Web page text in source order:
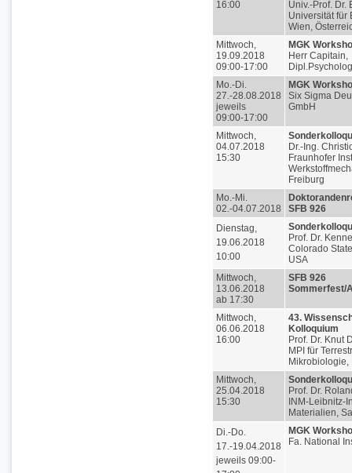
16:00
Univ.-Prof. Dr.
Universität für
Wien,
Mittwoch,
19.09.2018
09:00-17:00
MGK
Herr Capitain,
Mo.-Di.
27.-28.08.2018
jeweils
09:00-17:00
MGK
Six Sigma
GmbH
Mittwoch,
04.07.2018
15:30
Dr.-Ing.
Fraunhofer
Freiburg
Mo.-Mi.
02.-04.07.2018
SFB 926
Dienstag,
19.06.2018
10:00
Prof. Dr.
Colorado
USA
Mittwoch,
13.06.2018
ab 17:30
SFB 926
Sommerfest/
Mittwoch,
06.06.2018
16:00
43.
Kolloquium
Prof. Dr. Knut
MPI für
Mikrobiologie,
Mittwoch,
25.04.2018
15:30
Prof. Dr.
INM-Leibnitz-
Materialien,
Di.-Do.
17.-19.04.2018
jeweils 09:00-
MGK
Fa. National